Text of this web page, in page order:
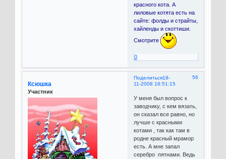
красного кота. А
лиловые котята есть на
сайте: фолды и страйты,
хайленды и скоттиши.
Смотрите
0
Поделиться 56
18-
11-2008 16:51:15
Ксюшка
Участник
У меня был вопрос к
заводчику, с кем вязать,
он сказал все равно, но
лучше с красными
котами , так как там в
родне красный мрамор
есть. А мне запал
серебро пятнами. Ведь